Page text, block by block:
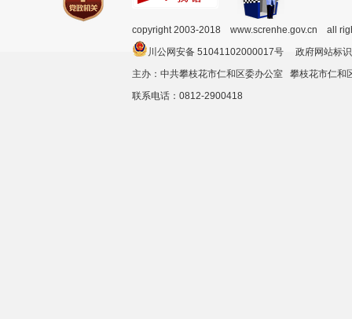
copyright 2003-2018 www.screnhe.gov.cn all
川公网安备 51041102000017号 政府网站
主办：中共攀枝花市仁和区委办公室 攀枝花市仁
联系电话：0812-2900418